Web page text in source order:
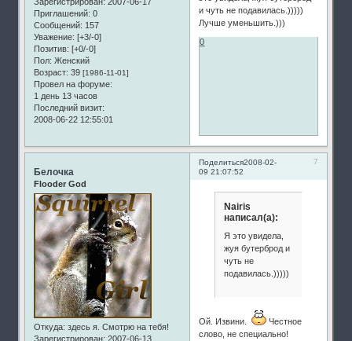
Приглашений: 0
Сообщений: 157
Уважение: [+3/-0]
Позитив: [+0/-0]
Пол: Женский
Возраст: 39[1986-11-01]
Провел на форуме:
1 день 13 часов
Последний визит:
2008-06-22 12:55:01
и чуть не подавилась.)))))
Лучше уменьшить.)))
0
Поделиться 7
2008-02-
09 21:07:52
Белочка
Flooder God
Откуда: здесь я. Смотрю на тебя!
Зарегистрирован: 2007-06-13
Nairis
написал(а):
Я это увидела,
жуя бутерброд и
чуть не
подавилась.)))))
Ой. Извини.
Честное
слово, не специально!